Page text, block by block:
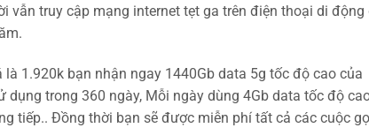
vẫn truy cập mạng internet tẹt ga trên điện thoại di động
là 1.920k bạn nhận ngay 1440Gb data 5g tốc độ cao của
trong 360 ngày, Mỗi ngày dùng 4Gb data tốc độ
tiếp.. Đồng thời bạn sẽ được miễn phí tất cả các cuộc